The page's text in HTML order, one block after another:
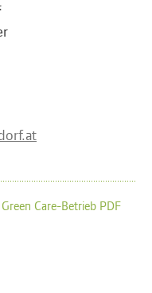
Care-Betrieb PDF